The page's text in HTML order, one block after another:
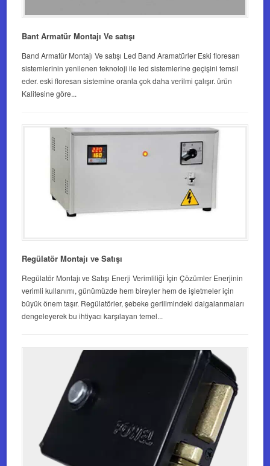
Bant Armatür Montajı Ve satışı
Band Armatür Montajı Ve satışı Led Band Aramatürler Eski floresan
sistemlerinin yenilenen teknoloji ile led sistemlerine geçişini temsil
eder. eski floresan sistemine oranla çok daha verilmi çalışır. ürün
Kalitesine göre...
Regülatör Montajı ve Satışı
Regülatör Montajı ve Satışı Enerji Verimliliği İçin Çözümler Enerjinin
verimli kullanımı, günümüzde hem bireyler hem de işletmeler için
büyük önem taşır. Regülatörler, şebeke gerilimindeki dalgalanmaları
dengeleyerek bu ihtiyacı karşılayan temel...